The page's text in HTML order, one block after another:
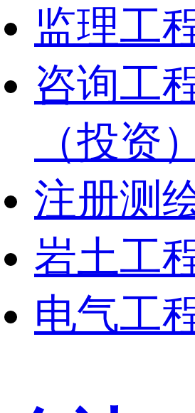
监理工
咨询工
（投资）
注册测
岩土工
电气工